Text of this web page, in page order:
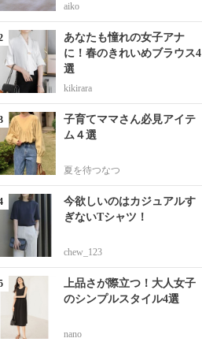
aiko
あなたも憧れの女子アナ
に！春のきれいめブラウス4
選
kikirara
子育てママさん必見アイテ
ム４選
夏を待つなつ
今欲しいのはカジュアルす
ぎないTシャツ！
chew_123
上品さが際立つ！大人女子
のシンプルスタイル4選
nano